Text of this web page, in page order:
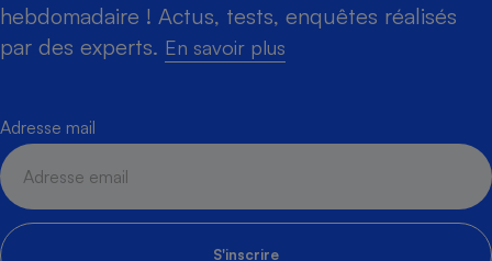
hebdomadaire ! Actus, tests, enquêtes réalisés
par des experts. En savoir plus
Adresse mail
S'inscrire